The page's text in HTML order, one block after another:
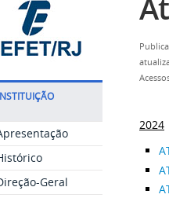
Geral
2024